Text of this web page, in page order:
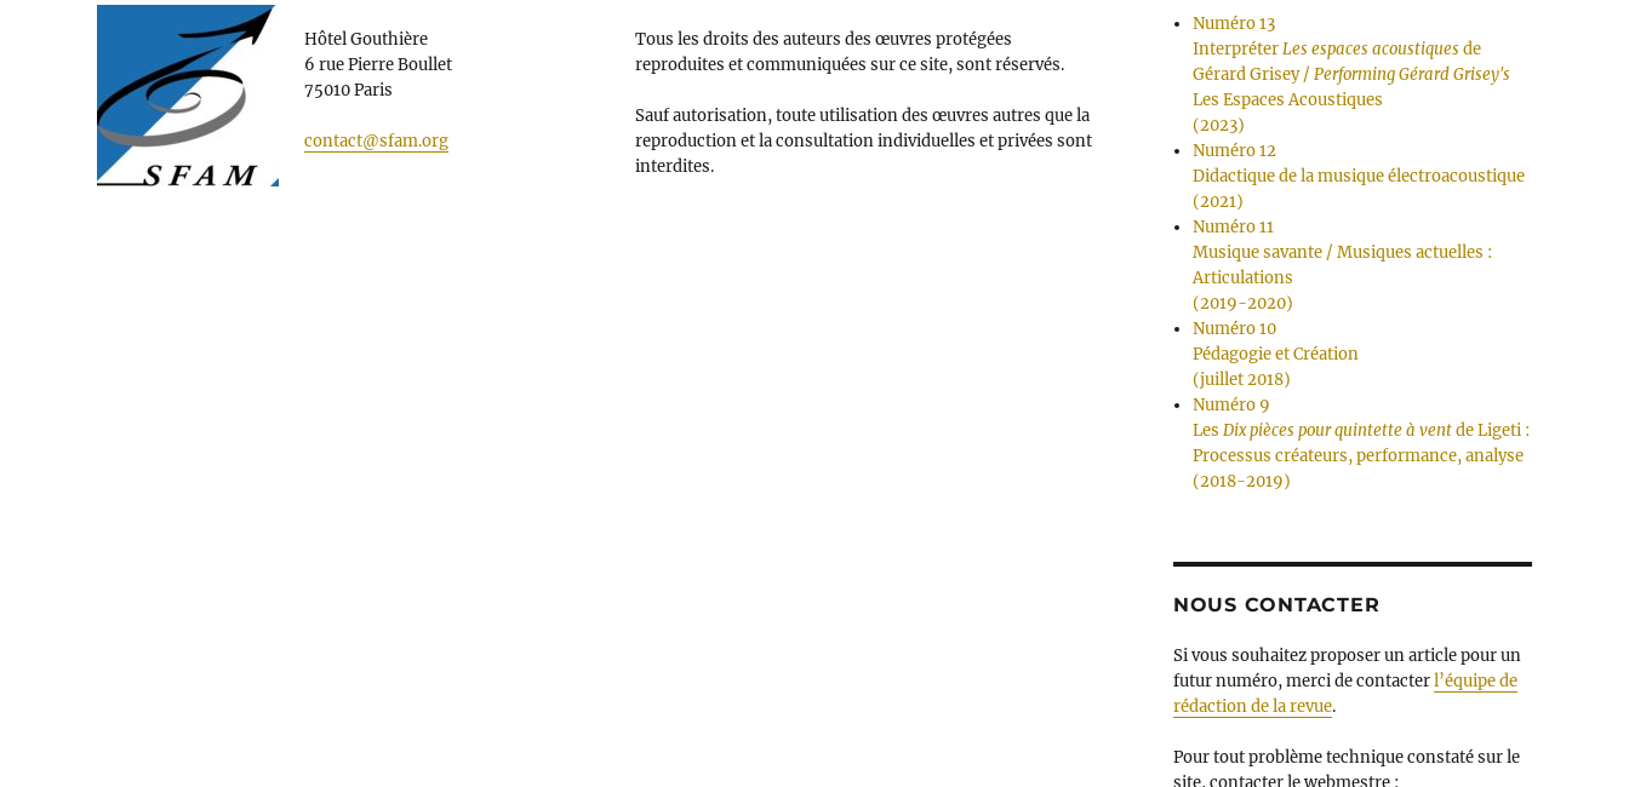
Hôtel Gouthière
6 rue Pierre Boullet
75010 Paris
contact@sfam.org
Tous les droits des auteurs des œuvres protégées
reproduites et communiquées sur ce site, sont réservés.
Sauf autorisation, toute utilisation des œuvres autres que la
reproduction et la consultation individuelles et privées sont
interdites.
Numéro 13
InterpréterLes espaces acoustiques de
Gérard Grisey /Performing Gérard Grisey's
Les Espaces Acoustiques
(2023)
Numéro 12
Didactique de la musique électroacoustique
(2021)
Numéro 11
Musique savante / Musiques actuelles :
Articulations
(2019-2020)
Numéro 10
Pédagogie et Création
(juillet 2018)
Numéro 9
LesDix pièces pour quintette à ventde Ligeti :
Processus créateurs, performance, analyse
(2018-2019)
NOUS CONTACTER
Si vous souhaitez proposer un article pour un
futur numéro, merci de contacterl’équipe de
rédaction de la revue.
Pour tout problème technique constaté sur le
site, contacter le webmestre :